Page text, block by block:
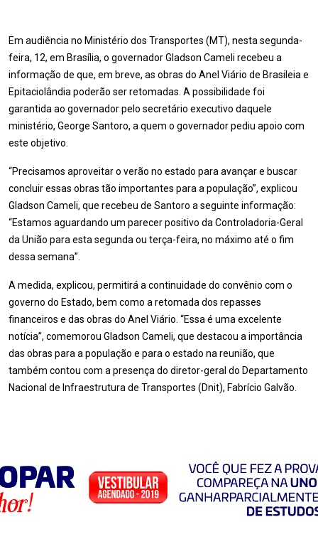
Em audiência no Ministério dos Transportes (MT), nesta segunda-
feira, 12, em Brasília, o governador Gladson Cameli recebeu a
informação de que, em breve, as obras do Anel Viário de Brasileia e
Epitaciolândia poderão ser retomadas. A possibilidade foi
garantida ao governador pelo secretário executivo daquele
ministério, George Santoro, a quem o governador pediu apoio com
este objetivo.
“Precisamos aproveitar o verão no estado para avançar e buscar
concluir essas obras tão importantes para a população”, explicou
Gladson Cameli, que recebeu de Santoro a seguinte informação:
“Estamos aguardando um parecer positivo da Controladoria-Geral
da União para esta segunda ou terça-feira, no máximo até o fim
dessa semana”.
A medida, explicou, permitirá a continuidade do convênio com o
governo do Estado, bem como a retomada dos repasses
financeiros e das obras do Anel Viário. “Essa é uma excelente
notícia”, comemorou Gladson Cameli, que destacou a importância
das obras para a população e para o estado na reunião, que
também contou com a presença do diretor-geral do Departamento
Nacional de Infraestrutura de Transportes (Dnit), Fabrício Galvão.